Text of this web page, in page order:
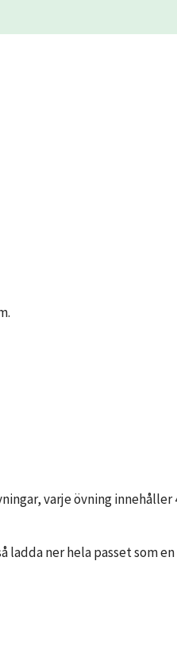
varje övning innehåller
ladda ner hela passet som